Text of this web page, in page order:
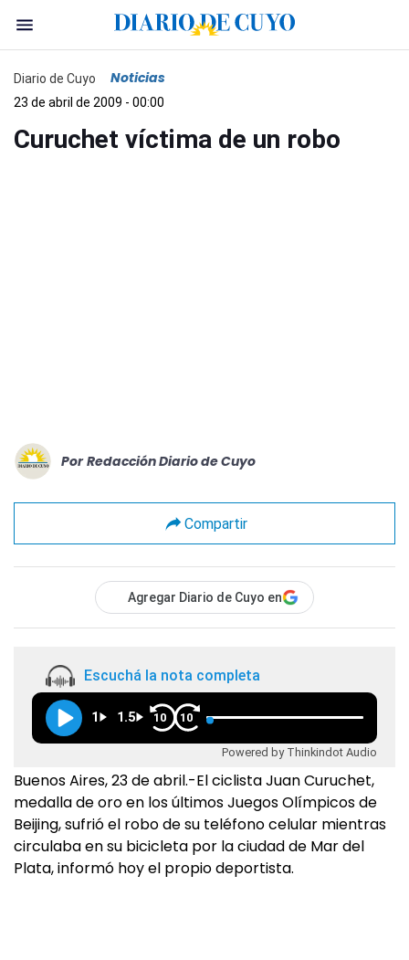
Diario de Cuyo Noticias
23 de abril de 2009 - 00:00
Curuchet víctima de un robo
Por Redacción Diario de Cuyo
Compartir
Agregar Diario de Cuyo en
Escuchá la nota completa
1 1.5 10 10
Powered by Thinkindot Audio
Buenos Aires, 23 de abril.-El ciclista Juan Curuchet,
medalla de oro en los últimos Juegos Olímpicos de
Beijing, sufrió el robo de su teléfono celular mientras
circulaba en su bicicleta por la ciudad de Mar del
Plata, informó hoy el propio deportista.